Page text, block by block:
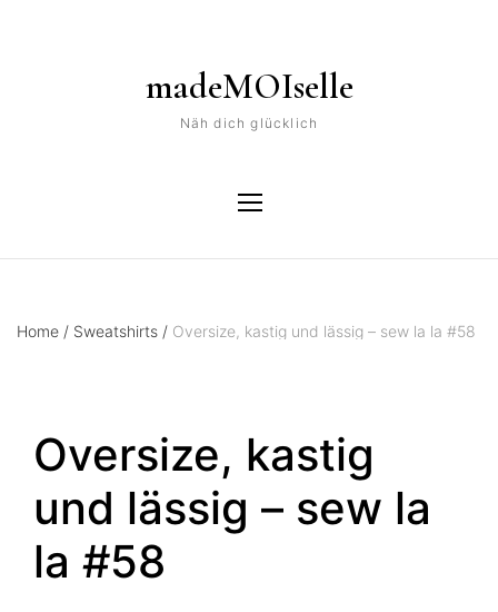
madeMOIselle
Näh dich glücklich
Home / Sweatshirts / Oversize, kastig und lässig – sew la la #58
Oversize, kastig
und lässig – sew la
la #58